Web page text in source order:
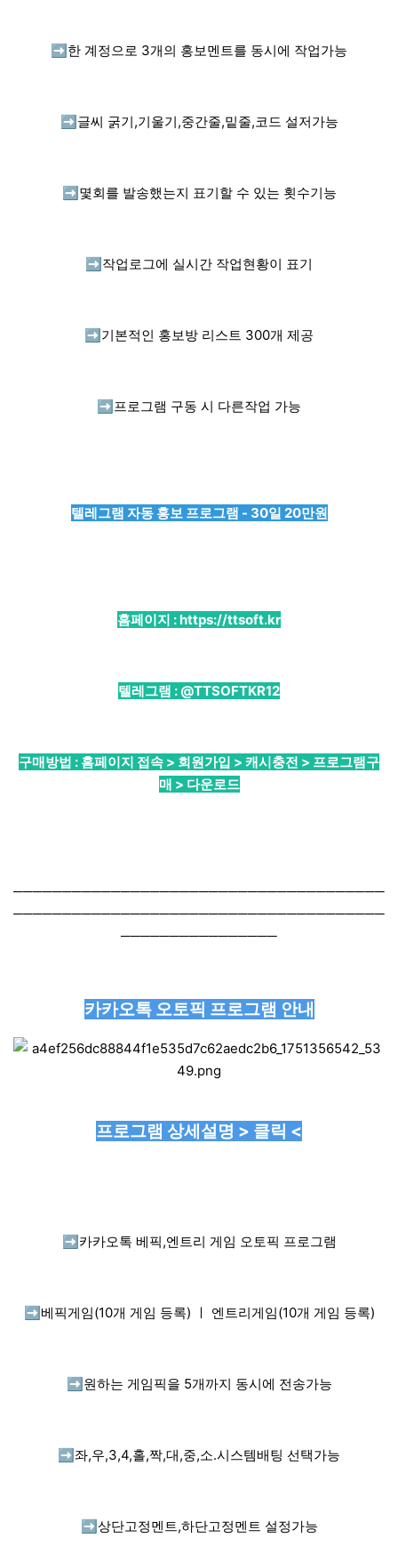
➡️ 한 계정으로 3개의 홍보멘트를 동시에 작업가능
➡️ 글씨 굵기,기울기,중간줄,밑줄,코드 설저가능
➡️ 몇회를 발송했는지 표기할 수 있는 횟수기능
➡️ 작업로그에 실시간 작업현황이 표기
➡️ 기본적인 홍보방 리스트 300개 제공
➡️ 프로그램 구동 시 다른작업 가능
텔레그램 자동 홍보 프로그램 - 30일 20만원
홈페이지 :https://ttsoft.kr
텔레그램 : @TTSOFTKR12
구매방법 : 홈페이지 접속 > 회원가입 > 캐시충전 > 프로그램구
매 > 다운로드
──────────────────────────────────────
──────────────────────────────────────
────────────────
카카오톡 오토픽 프로그램 안내
프로그램 상세설명 > 클릭 <
➡️ 카카오톡 베픽,엔트리 게임 오토픽 프로그램
➡️ 베픽게임(10개 게임 등록) ㅣ 엔트리게임(10개 게임 등록)
➡️ 원하는 게임픽을 5개까지 동시에 전송가능
➡️ 좌,우,3,4,홀,짝,대,중,소.시스템배팅 선택가능
➡️ 상단고정멘트,하단고정멘트 설정가능